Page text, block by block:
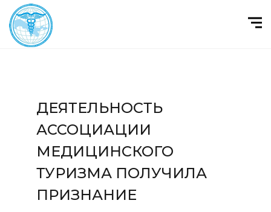
ДЕЯТЕЛЬНОСТЬ
АССОЦИАЦИИ
МЕДИЦИНСКОГО
ТУРИЗМА ПОЛУЧИЛА
ПРИЗНАНИЕ